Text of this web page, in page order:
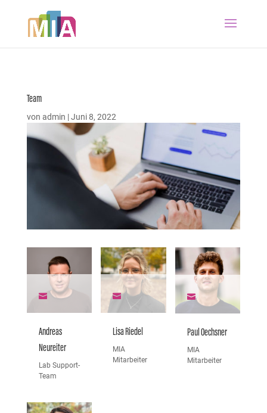
Team
von admin |Juni 8, 2022

Andreas
Neureiter
Lab Support-
Team

Lisa Riedel
MIA
Mitarbeiter

Paul Oechsner
MIA
Mitarbeiter